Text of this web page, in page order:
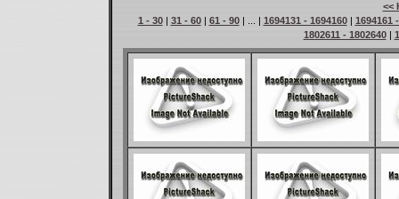
<<
1 - 30| 31 - 60| 61 - 90| ... | 1694131 - 1694160| 1694161
1802611 - 1802640|